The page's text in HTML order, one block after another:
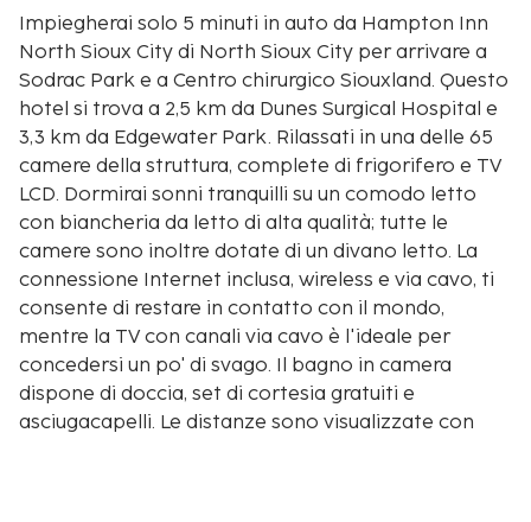
Impiegherai solo 5 minuti in auto da Hampton Inn
North Sioux City di North Sioux City per arrivare a
Sodrac Park e a Centro chirurgico Siouxland. Questo
hotel si trova a 2,5 km da Dunes Surgical Hospital e
3,3 km da Edgewater Park. Rilassati in una delle 65
camere della struttura, complete di frigorifero e TV
LCD. Dormirai sonni tranquilli su un comodo letto
con biancheria da letto di alta qualità; tutte le
camere sono inoltre dotate di un divano letto. La
connessione Internet inclusa, wireless e via cavo, ti
consente di restare in contatto con il mondo,
mentre la TV con canali via cavo è l'ideale per
concedersi un po' di svago. Il bagno in camera
dispone di doccia, set di cortesia gratuiti e
asciugacapelli. Le distanze sono visualizzate con